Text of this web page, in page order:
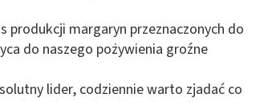
produkcji margaryn przeznaczonych do
do naszego pożywienia groźne
lider, codziennie warto zjadać co